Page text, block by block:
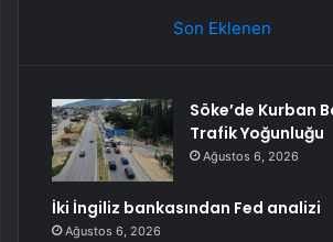
Son Eklenen
Söke’de Kurban
Trafik Yoğunluğu
Ağustos 6, 2026
İki İngiliz bankasından Fed analizi
Ağustos 6, 2026